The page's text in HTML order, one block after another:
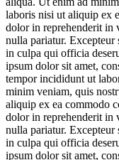
laboris nisi ut aliquip ex
dolor in reprehenderit in
nulla pariatur. Excepteur
in culpa qui officia
ipsum dolor sit amet,
tempor incididunt ut
minim veniam, quis
aliquip ex ea commodo
dolor in reprehenderit in
nulla pariatur. Excepteur
in culpa qui officia
ipsum dolor sit amet,